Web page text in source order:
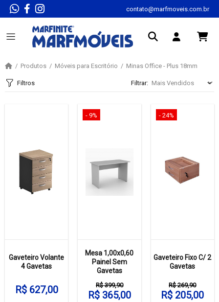
contato@marfmoveis.com.br
Produtos Móveis para Escritório Minas Office - Plus 18mm
Filtros Filtrar:
Gaveteiro Volante
4 Gavetas
R$ 627,00
- 9%
Mesa 1,00x0,60
Painel Sem
Gavetas
R$ 399,90
R$ 365,00
- 24%
Gaveteiro Fixo C/ 2
Gavetas
R$ 269,90
R$ 205,00